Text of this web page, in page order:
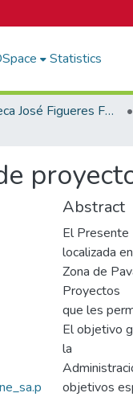
Statistics
Biblioteca José Figueres Ferrer
Abstract
El Presente
localizada
Zona de
Proyectos
que les
El objetivo
la
objetivos